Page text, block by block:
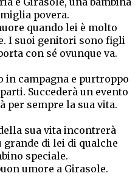
povera.
quando lei è molto
I suoi genitori sono figli
con sé ovunque va.
campagna e purtroppo
Succederà un evento
per sempre la sua vita.
sua vita incontrerà
grande di lei di qualche
speciale.
umore a Girasole.